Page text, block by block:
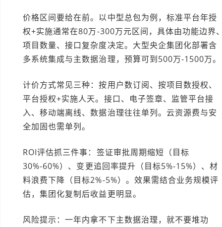
价格区间要给在前。以中型总包为例，标准平台年授
权+实施通常在80万-300万元区间，具体由功能边界
项目数量、接口复杂度决定。大型央企集团化部署含
多系统集成与主数据治理，预算可到500万-1500万。
计价方式常见三种：按用户数订阅、按项目数授权、
平台授权+实施人天。接口、电子签章、监管平台接
入、移动端离线、数据治理往往单列。云资源费与安
全加固也需单列。
ROI评估抓三件事：签证审批周期缩短（目标
30%-60%）、变更追回率提升（目标5%-15%）、材
料浪费下降（目标2%-5%）。效果需结合业务规模评
估，集团化复制后收益更明显。
风险提示：一年内拿不下主数据治理，就不要堆功